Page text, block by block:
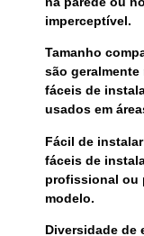
imperceptível.
Tamanho
são
fáceis de
usados em
Fácil de
fáceis de
profissional ou
modelo.
Diversidade de